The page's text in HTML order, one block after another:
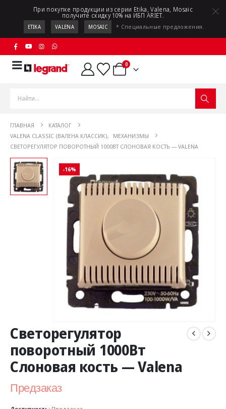
При покупке продукции из серии Etika, Valena, Mosaic
получите скидку 10% на ИБП ARIET.
ETIKA VALENA MOSAIC * Специальные предложения.
0
ГЛАВНАЯ
КАТАЛОГ
VALENA CLASSIC (ВАЛЕНА КЛАССИК),
МЕХАНИЗМЫ
СВЕТОРЕГУЛЯТОР ПОВОРОТНЫЙ 1000ВТ СЛОНОВАЯ КОСТЬ — VALENA
-16%
Светорегулятор
поворотный 1000Вт
Слоновая кость — Valena
Предзаказ